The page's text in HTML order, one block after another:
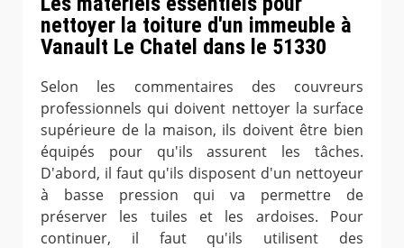
nettoyer la toiture d'un immeuble à
Vanault Le Chatel dans le 51330
Selon les commentaires des couvreurs
professionnels qui doivent nettoyer la surface
supérieure de la maison, ils doivent être bien
équipés pour qu'ils assurent les tâches.
D'abord, il faut qu'ils disposent d'un nettoyeur
à basse pression qui va permettre de
préserver les tuiles et les ardoises. Pour
continuer, il faut qu'ils utilisent des